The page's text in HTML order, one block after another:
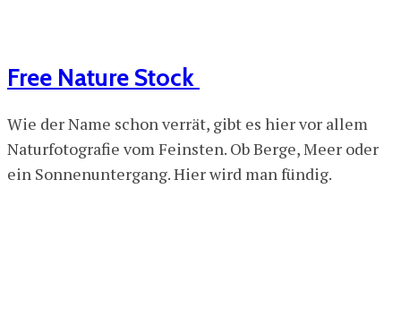
Free Nature Stock
Wie der Name schon verrät, gibt es hier vor allem
Naturfotografie vom Feinsten. Ob Berge, Meer oder
ein Sonnenuntergang. Hier wird man fündig.